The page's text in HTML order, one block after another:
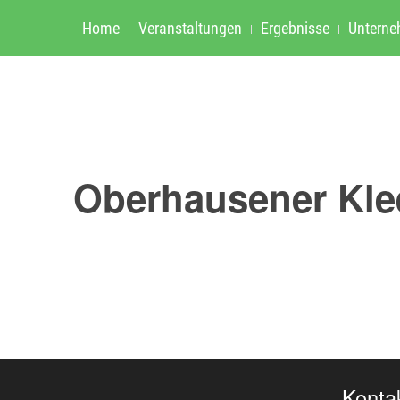
Home Veranstaltungen Ergebnisse
Oberhausener